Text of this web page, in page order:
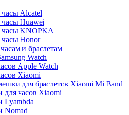
часы Alcatel
часы Huawei
часы KNOPKA
часы Honor
и браслетам
Watch
Apple Watch
Xiaomi
для браслетов Xiaomi Mi Band
для часов Xiaomi
Lyambda
Nomad